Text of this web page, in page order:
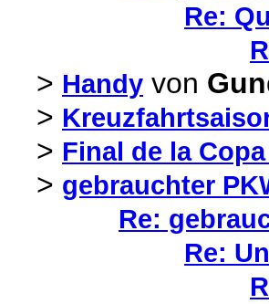
Re:
> Handy von
>
> Final de la
> gebrauchter
Re:
Re: